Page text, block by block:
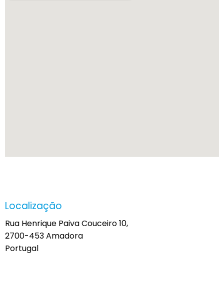
Localização
Rua Henrique Paiva Couceiro 10,
2700-453 Amadora
Portugal